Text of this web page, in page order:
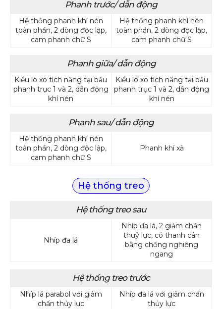
Phanh trước/ dẫn động
Hệ thống phanh khí nén
toàn phần, 2 dòng độc lập,
cam phanh chữ S
Hệ thống phanh khí nén
toàn phần, 2 dòng độc lập,
cam phanh chữ S
Phanh giữa/ dẫn động
Kiểu lò xo tích năng tại bầu
phanh trục 1 và 2, dẫn động
khí nén
Kiểu lò xo tích năng tại bầu
phanh trục 1 và 2, dẫn động
khí nén
Phanh sau/ dẫn động
Hệ thống phanh khí nén
toàn phần, 2 dòng độc lập,
cam phanh chữ S
Phanh khí xả
Hệ thống treo
Hệ thống treo sau
Nhíp đa lá
Nhíp đa lá, 2 giảm chấn
thuỷ lực, có thanh cân
bằng chống nghiêng
ngang
Hệ thống treo trước
Nhíp lá parabol với giảm
chấn thủy lực
Nhíp đa lá với giảm chấn
thủy lực